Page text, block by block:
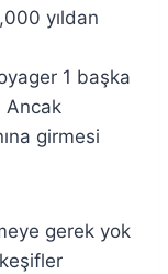
yıldan
1 başka
Ancak
girmesi
gerek yok